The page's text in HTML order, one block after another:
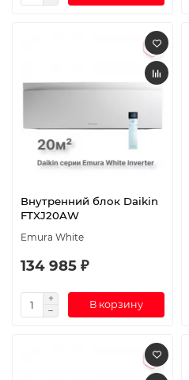
Внутренний блок Daikin
FTXJ20AW
Emura White
134 985 ₽
В корзину